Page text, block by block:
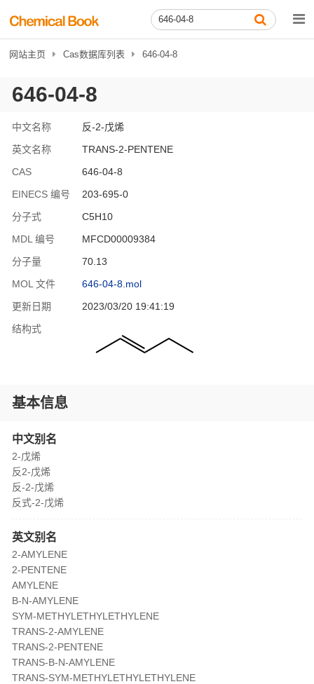
网站主页 Cas数据库列表 646-04-8
646-04-8
中文名称
反-2-戊烯
英文名称
TRANS-2-PENTENE
CAS
646-04-8
EINECS 编号
203-695-0
分子式
C5H10
MDL 编号
MFCD00009384
分子量
70.13
MOL 文件
646-04-8.mol
更新日期
2023/03/20 19:41:19
结构式
基本信息
中文别名
2-戊烯
反2-戊烯
反-2-戊烯
反式-2-戊烯
英文别名
2-AMYLENE
2-PENTENE
AMYLENE
B-N-AMYLENE
SYM-METHYLETHYLETHYLENE
TRANS-2-AMYLENE
TRANS-2-PENTENE
TRANS-B-N-AMYLENE
TRANS-SYM-METHYLETHYLETHYLENE